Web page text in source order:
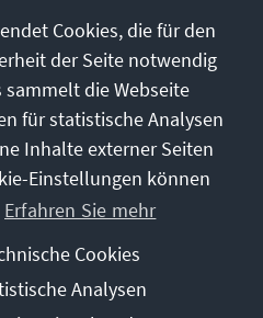
Cookies, die für den
der Seite notwendig
die Webseite
für statistische Analysen
Inhalte externer Seiten
Einstellungen können
Erfahren Sie mehr
Cookies
Analysen